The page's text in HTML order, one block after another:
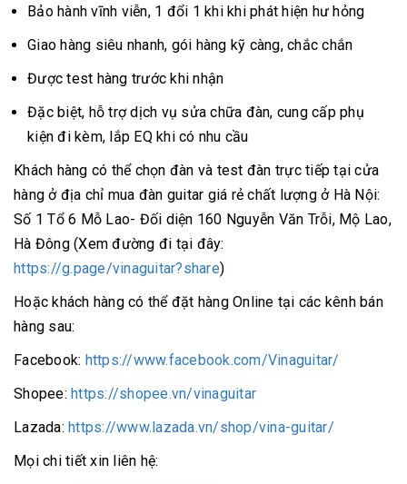
Bảo hành vĩnh viễn, 1 đổi 1 khi khi phát hiện hư hỏng
Giao hàng siêu nhanh, gói hàng kỹ càng, chắc chắn
Được test hàng trước khi nhận
Đặc biệt, hỗ trợ dịch vụ sửa chữa đàn, cung cấp phụ
kiện đi kèm, lắp EQ khi có nhu cầu
Khách hàng có thể chọn đàn và test đàn trực tiếp tại cửa
hàng ở địa chỉ mua đàn guitar giá rẻ chất lượng ở Hà Nội:
Số 1 Tổ 6 Mỗ Lao- Đối diện 160 Nguyễn Văn Trỗi, Mộ Lao,
Hà Đông (Xem đường đi tại đây:
https://g.page/vinaguitar?share)
Hoặc khách hàng có thể đặt hàng Online tại các kênh bán
hàng sau:
Facebook: https://www.facebook.com/Vinaguitar/
Shopee: https://shopee.vn/vinaguitar
Lazada: https://www.lazada.vn/shop/vina-guitar/
Mọi chi tiết xin liên hệ: